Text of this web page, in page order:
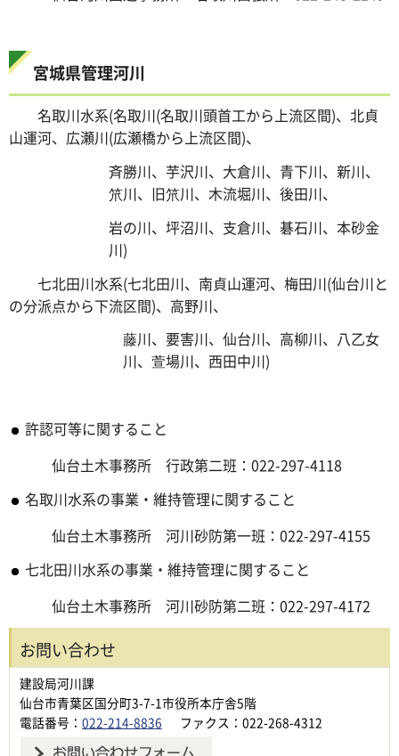
宮城県管理河川
名取川水系(名取川(名取川頭首工から上流区間)、北貞
山運河、広瀬川(広瀬橋から上流区間)、
斉勝川、芋沢川、大倉川、青下川、新川、
笊川、旧笊川、木流堀川、後田川、
岩の川、坪沼川、支倉川、碁石川、本砂金
川)
七北田川水系(七北田川、南貞山運河、梅田川(仙台川と
の分派点から下流区間)、高野川、
藤川、要害川、仙台川、高柳川、八乙女
川、萱場川、西田中川)
許認可等に関すること
仙台土木事務所 行政第二班：022-297-4118
名取川水系の事業・維持管理に関すること
仙台土木事務所 河川砂防第一班：022-297-4155
七北田川水系の事業・維持管理に関すること
仙台土木事務所 河川砂防第二班：022-297-4172
お問い合わせ
建設局河川課
仙台市青葉区国分町3-7-1市役所本庁舎5階
電話番号： 022-214-8836 ファクス：022-268-4312